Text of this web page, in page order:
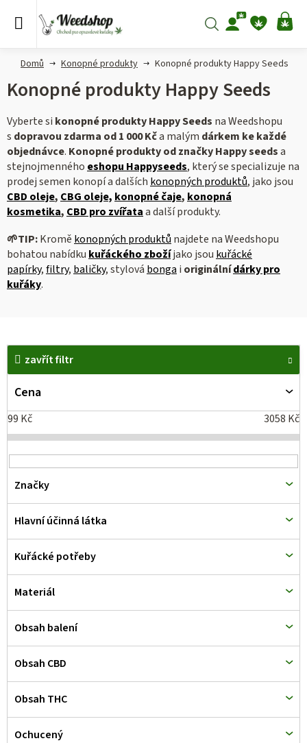
Hledat
Domů Konopné produkty Konopné produkty Happy Seeds
Konopné produkty Happy Seeds
Vyberte si konopné produkty Happy Seeds na Weedshopu
s dopravou zdarma od 1 000 Kča malým dárkem ke každé
objednávce. Konopné produkty od značky Happy seedsa
stejnojmenného eshopu Happyseeds, který se specializuje na
prodej semen konopí a dalších konopných produktů, jako jsou
CBD oleje, CBG oleje, konopné čaje, konopná
kosmetika, CBD pro zvířataa další produkty.
🌱TIP:Kromě konopných produktů najdete na Weedshopu
bohatou nabídku kuřáckého zbožíjako jsou kuřácké
papírky,filtry, baličky, stylová bonga i originálnídárky pro
kuřáky.
zavřít filtr
Cena
99 Kč 3058 Kč
Značky
Hlavní účinná látka
Kuřácké potřeby
Materiál
Obsah balení
Obsah CBD
Obsah THC
Ochucený
V
p
i
s
p
r
o
d
u
k
t
ů